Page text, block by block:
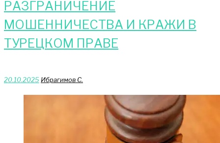
РАЗГРАНИЧЕНИЕ
МОШЕННИЧЕСТВА И КРАЖИ В
ТУРЕЦКОМ ПРАВЕ
20.10.2025 Ибрагимов С.